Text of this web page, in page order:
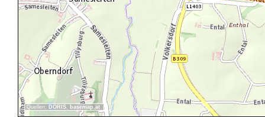
Quellen: DORIS, basemap.at